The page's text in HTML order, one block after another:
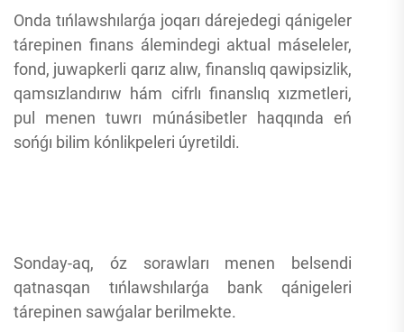
Onda tıńlawshılarǵa joqarı dárejedegi qánigeler
tárepinen finans álemindegi aktual máseleler,
fond, juwapkerli qarız alıw, finanslıq qawipsizlik,
qamsızlandırıw hám cifrlı finanslıq xızmetleri,
pul menen tuwrı múnásibetler haqqında eń
sońǵı bilim kónlikpeleri úyretildi.
Sonday-aq, óz sorawları menen belsendi
qatnasqan tıńlawshılarǵa bank qánigeleri
tárepinen sawǵalar berilmekte.